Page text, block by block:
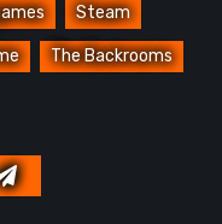
Steam
The Backrooms